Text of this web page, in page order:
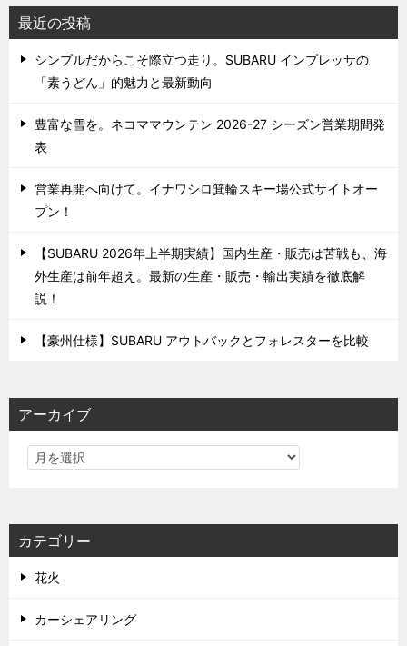
最近の投稿
シンプルだからこそ際立つ走り。SUBARU インプレッサの
「素うどん」的魅力と最新動向
豊富な雪を。ネコママウンテン 2026-27 シーズン営業期間発
表
営業再開へ向けて。イナワシロ箕輪スキー場公式サイトオー
プン！
【SUBARU 2026年上半期実績】国内生産・販売は苦戦も、海
外生産は前年超え。最新の生産・販売・輸出実績を徹底解
説！
【豪州仕様】SUBARU アウトバックとフォレスターを比較
アーカイブ
カテゴリー
花火
カーシェアリング